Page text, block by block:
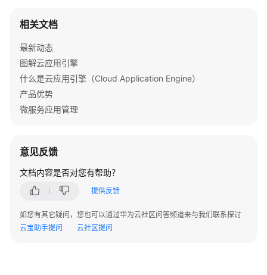
境
准
备
作
构
验
证
相关文档
最新动态
图解云应用引擎
什么是云应用引擎（Cloud Application Engine）
产品优势
微服务应用管理
意见反馈
文档内容是否对您有帮助？
提供反馈
如您有其它疑问，您也可以通过华为云社区问答频道来与我们联系探讨
云宝助手提问
云社区提问